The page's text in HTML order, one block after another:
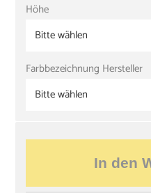
Höhe
Bitte wählen
Farbbezeichnung Hersteller
Bitte wählen
In den